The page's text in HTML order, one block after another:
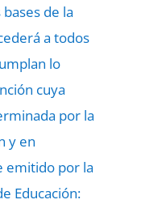
de la
a todos
lo
cuya
por la
y en
emitido por la
Educación: